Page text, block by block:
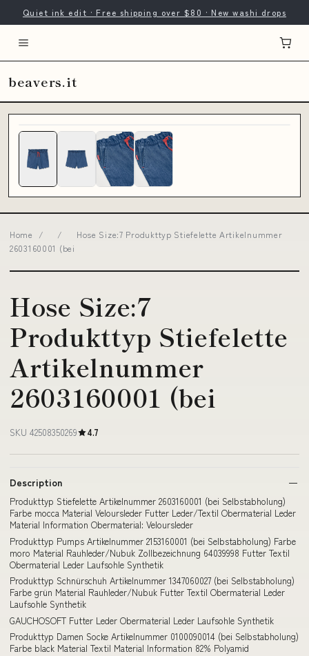
Quiet ink edit · Free shipping over $80 · New washi drops
beavers.it
Home / /
Hose Size:7 Produkttyp Stiefelette Artikelnummer
2603160001 (bei
Hose Size:7
Produkttyp Stiefelette
Artikelnummer
2603160001 (bei
SKU 42508350269 4.7
Description
Produkttyp Stiefelette Artikelnummer 2603160001 (bei Selbstabholung)
Farbe mocca Material Veloursleder Futter Leder/Textil Obermaterial Leder
Material Information Obermaterial: Veloursleder
Produkttyp Pumps Artikelnummer 2153160001 (bei Selbstabholung) Farbe
moro Material Rauhleder/Nubuk Zollbezeichnung 64039998 Futter Textil
Obermaterial Leder Laufsohle Synthetik
Produkttyp Schnürschuh Artikelnummer 1347060027 (bei Selbstabholung)
Farbe grün Material Rauhleder/Nubuk Futter Textil Obermaterial Leder
Laufsohle Synthetik
GAUCHOSOFT Futter Leder Obermaterial Leder Laufsohle Synthetik
Produkttyp Damen Socke Artikelnummer 0100090014 (bei Selbstabholung)
Farbe black Material Textil Material Information 82% Polyamid